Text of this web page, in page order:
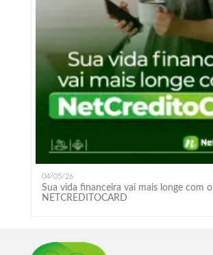
04/05/26
Sua vida financeira vai mais longe com o
NETCREDITOCARD